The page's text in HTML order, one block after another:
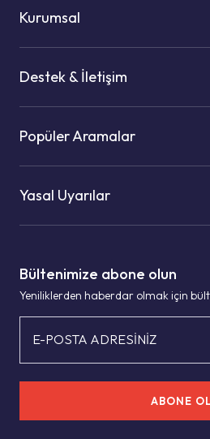
Bültenimize abone olun
Yeniliklerden haberdar olmak için
E-POSTA ADRESİNİZ
ABONE OL
Kurumsal
Destek & İletişim
Popüler Aramalar
Yasal Uyarılar